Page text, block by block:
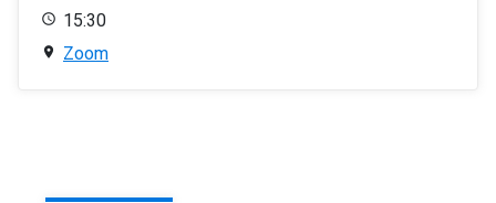
15:30
Zoom